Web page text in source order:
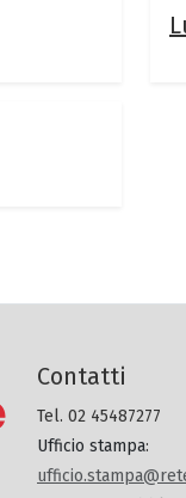
Contatti
Tel. 02 45487277
Ufficio stampa: